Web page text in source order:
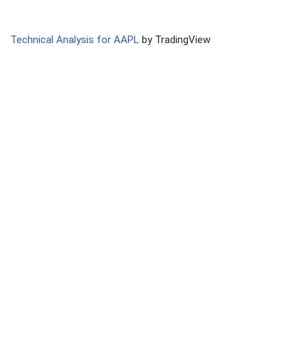
Technical Analysis for AAPL by TradingView